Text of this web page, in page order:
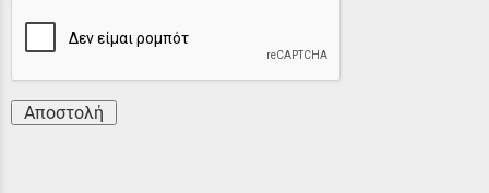
Αποστολή